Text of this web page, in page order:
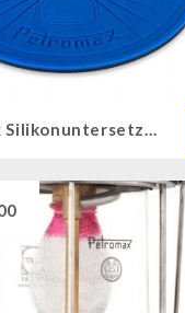
Petromax Silikonuntersetzer für Petromax HK500